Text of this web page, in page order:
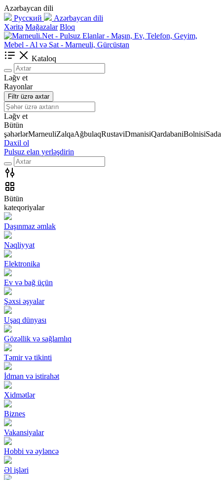
Azərbaycan dili
Русский
Azərbaycan dili
Xəritə Mağazalar Bloq
Kataloq
Ləğv et
Rayonlar
Filtr üzrə axtar
Ləğv et
Bütün
şəhərlərMarneuliZalqaAğbulaqRustaviDmanisiQardabaniBolnisi
Daxil ol
Pulsuz elan yerləşdirin
Bütün
kateqoriyalar
Daşınmaz əmlak
Nəqliyyat
Elektronika
Ev və bağ üçün
Şəxsi əşyalar
Uşaq dünyası
Gözəllik və sağlamlıq
Təmir və tikinti
İdman və istirahət
Xidmətlər
Biznes
Vakansiyalar
Hobbi və əyləncə
Əl işləri